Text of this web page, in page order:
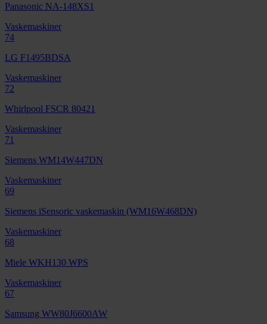
Panasonic NA-148XS1
Vaskemaskiner
74
LG F1495BDSA
Vaskemaskiner
72
Whirlpool FSCR 80421
Vaskemaskiner
71
Siemens WM14W447DN
Vaskemaskiner
69
Siemens iSensoric vaskemaskin (WM16W468DN)
Vaskemaskiner
68
Miele WKH130 WPS
Vaskemaskiner
67
Samsung WW80J6600AW